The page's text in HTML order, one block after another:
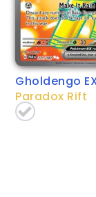
Gholdengo
Paradox Rift